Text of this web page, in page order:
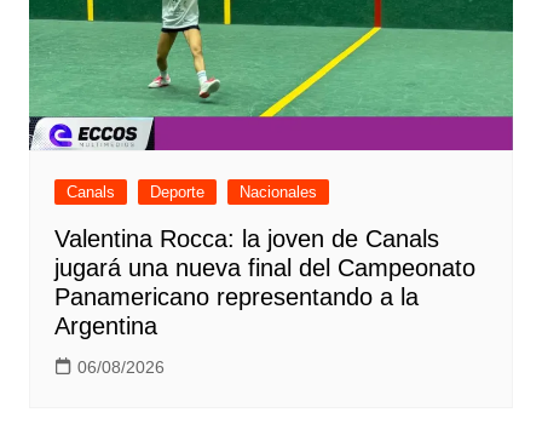
Canals Deporte Nacionales
Valentina Rocca: la joven de Canals
jugará una nueva final del Campeonato
Panamericano representando a la
Argentina
06/08/2026